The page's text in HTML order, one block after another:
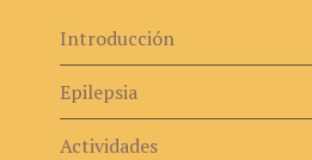
Introducción
Epilepsia
Actividades